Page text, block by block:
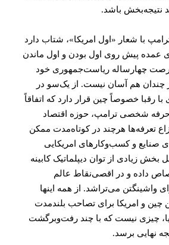
نتیجه‌بخش باشد.
با شعار «اول امریکا»، شتاب دارد
پیش روی اول بودن و اول ماندن
فرصت چهارساله ریاست‌جمهوری خود
چندان هم آسان نیست. از یک‌سو در
رقبا خصوصاً چین قرار دارد که اتفاقاً
حرفه شخصی ترامپ، حوزه اقتصاد
تعرفه‌ها هرچند در کوتاه‌مدت ممکن
صنایع و کسب‌وکار‌های امریکایی
بخش زیادی از توان دیپلماتیک کابینه
داده و در اقصی‌نقاط عالم
واشینگتن می‌تراشد. از همه اینها
چین و امریکا برای تصاحب بلندمدت
چیزی نیست که با چند رفت‌وبرگشت
نهایی برسد.